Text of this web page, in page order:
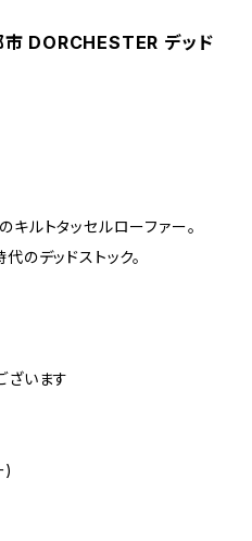
DORCHESTER デッド
ルトタッセルローファー。
のデッドストック。
ざいます
)